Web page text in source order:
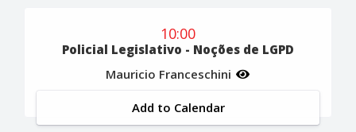
10:00
Policial Legislativo - Noções de LGPD
Mauricio Franceschini
Add to Calendar